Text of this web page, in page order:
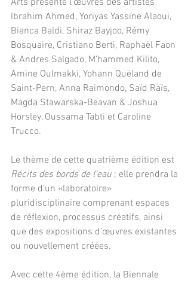
Arts présente l’œuvres des artistes
Ibrahim Ahmed, Yoriyas Yassine Alaoui,
Bianca Baldi, Shiraz Bayjoo, Rémy
Bosquaire, Cristiano Berti, Raphaël Faon
& Andres Salgado, M’hammed Kilito,
Amine Oulmakki, Yohann Quëland de
Saint-Pern, Anna Raimondo, Saïd Raïs,
Magda Stawarska-Beavan & Joshua
Horsley, Oussama Tabti et Caroline
Trucco.
Le thème de cette quatrième édition est
Récits des bords de l’eau ; elle prendra la
forme d'un «laboratoire»
pluridisciplinaire comprenant espaces
de réflexion, processus créatifs, ainsi
que des expositions d'œuvres existantes
ou nouvellement créées.
Avec cette 4ème édition, la Biennale